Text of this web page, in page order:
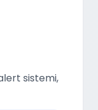
sistemi,